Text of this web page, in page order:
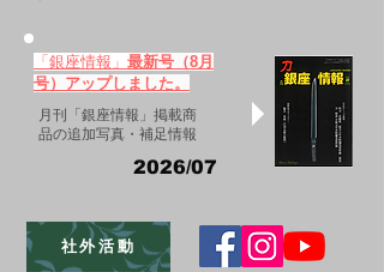
「銀座情報」 最新号（8月
号）アップしました。
月刊「銀座情報」掲載商
品の追加写真・補足情報
2026/07
社外活動